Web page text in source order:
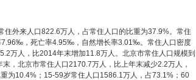
外来人口822.6万人，占常住人口的比重为37.9%。常住
7.96‰，死亡率4.95‰，自然增长率3.01‰。常住人口密度
万人，比2014年末增加11.8万人。北京市常住人口规模到
，北京市常住人口2170.7万人，比上年末减少2.2万人，
为10.4%；15-59岁常住人口1586.1万人，占73.1%；60